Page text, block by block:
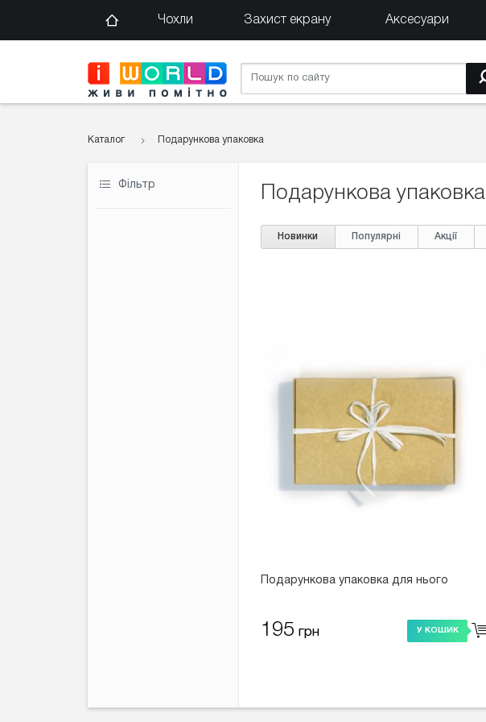
Чохли Захист екрану Аксесуари
Каталог Подарункова упаковка
Фільтр Подарункова упаковка
Новинки Популярні Акції
Подарункова упаковка для нього
195 грн У КОШИК